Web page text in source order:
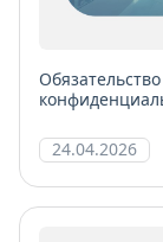
24.04.2026